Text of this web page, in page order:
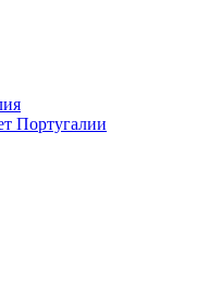
Португалии